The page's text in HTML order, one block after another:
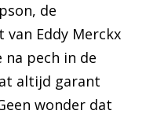
de
Eddy Merckx
na pech in de
altijd garant
wonder dat